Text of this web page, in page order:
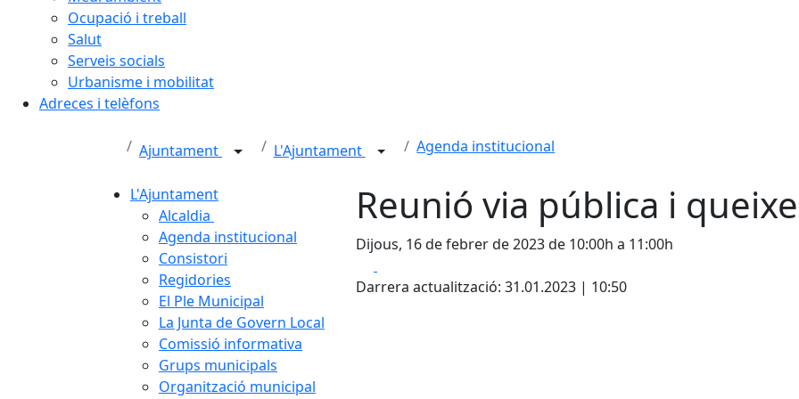
Ocupació i treball
Salut
Serveis socials
Urbanisme i mobilitat
Adreces i telèfons
Ajuntament L'Ajuntament Agenda institucional
L'Ajuntament
Alcaldia
Agenda institucional
Consistori
Regidories
El Ple Municipal
La Junta de Govern Local
Comissió informativa
Grups municipals
Organització municipal
Reunió via pública i
Dijous, 16 de febrer de 2023 de 10:00h a 11:00h
Darrera actualització: 31.01.2023 | 10:50